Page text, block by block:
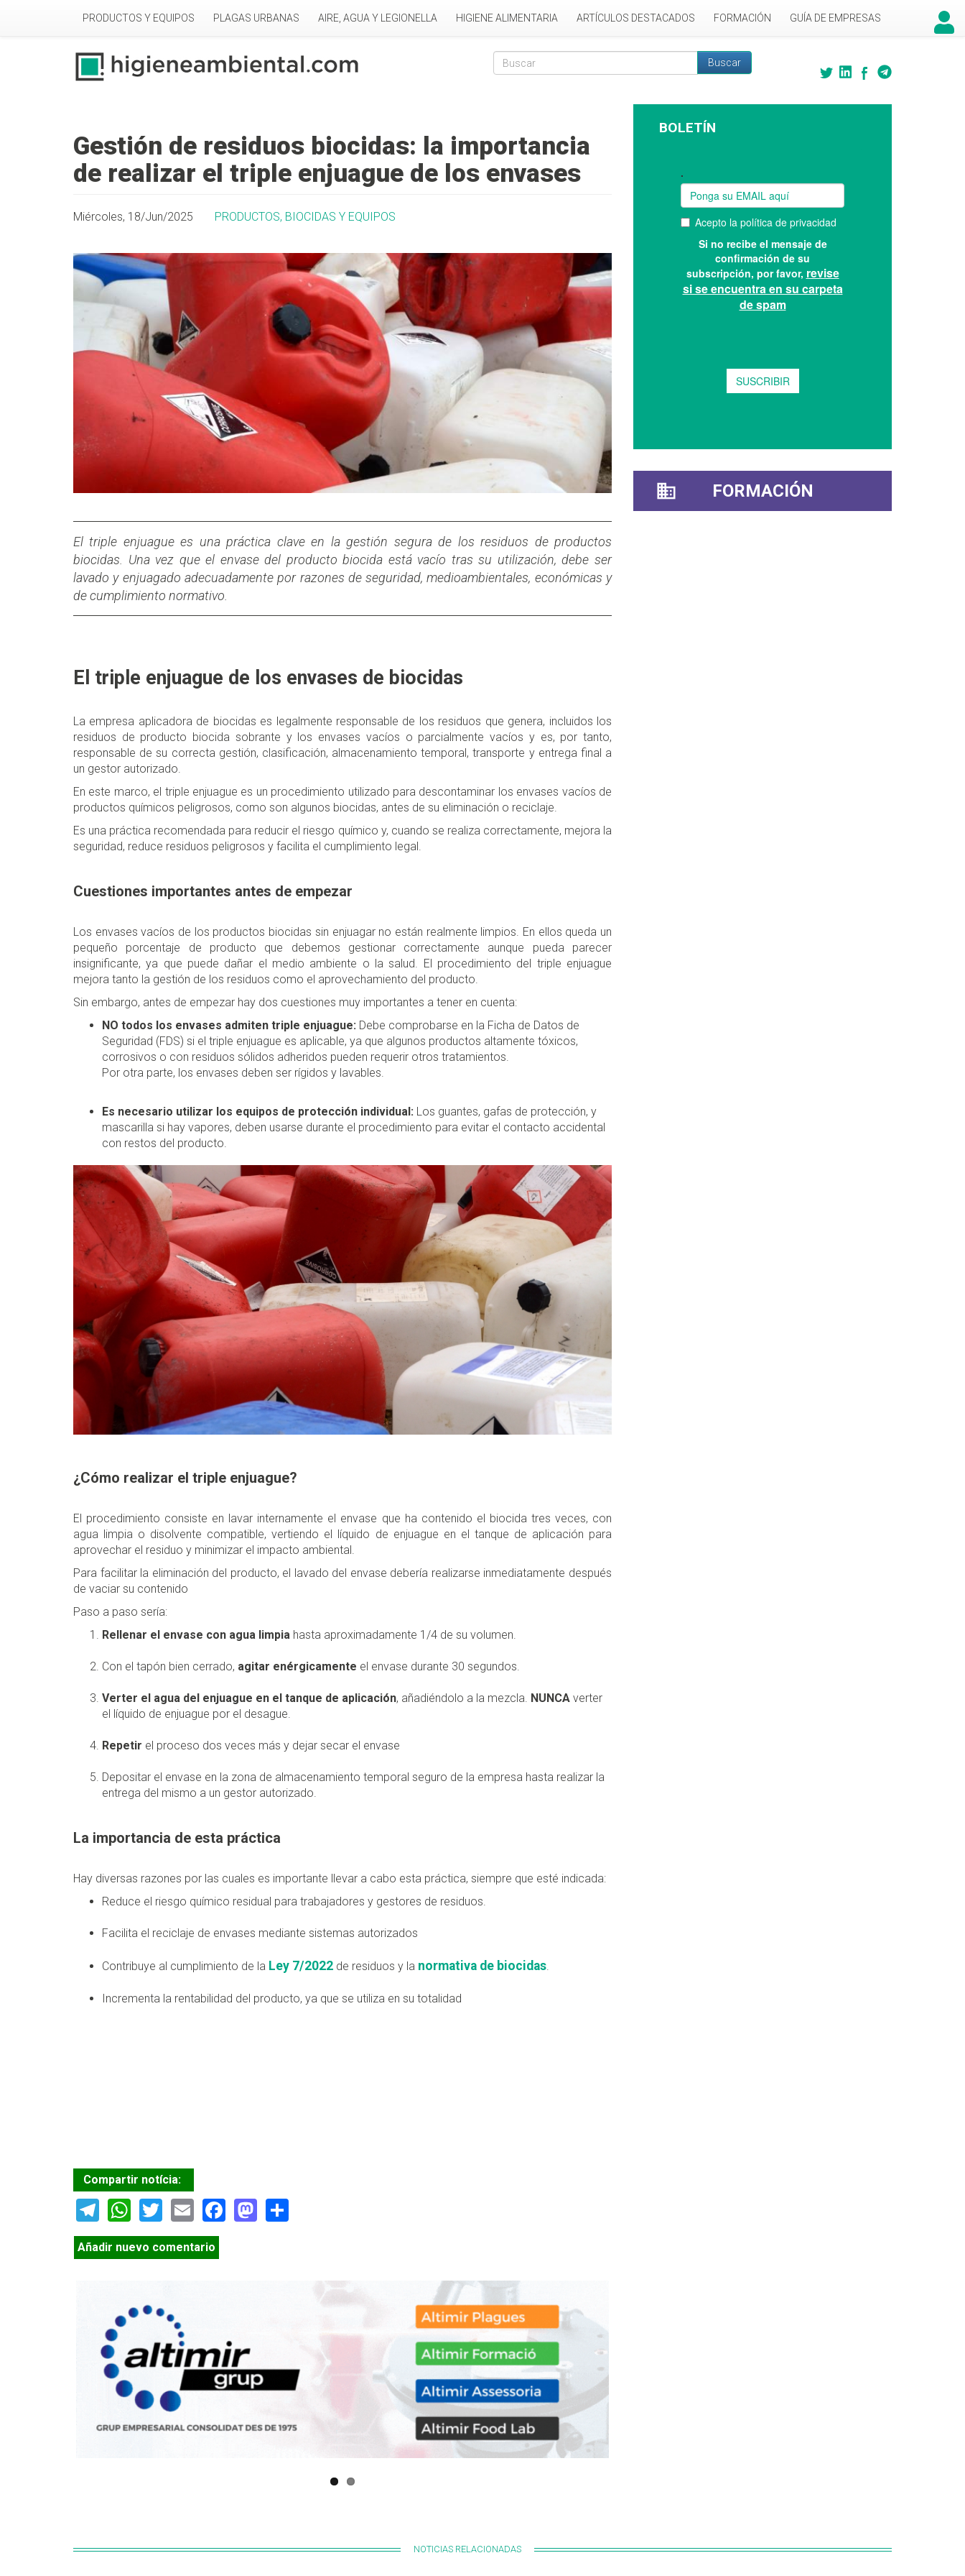
PRODUCTOS Y EQUIPOS PLAGAS URBANAS AIRE, AGUA Y LEGIONELLA HIGIENE ALIMENTARIA ARTÍCULOS DESTACADOS FORMACIÓN GUÍA DE EMPRESAS
Formulario de búsqueda
Buscar
Gestión de residuos biocidas: la importancia
de realizar el triple enjuague de los envases
Miércoles, 18/Jun/2025 PRODUCTOS, BIOCIDAS Y EQUIPOS
El triple enjuague es una práctica clave en la gestión segura de los residuos de productos
biocidas. Una vez que el envase del producto biocida está vacío tras su utilización, debe ser
lavado y enjuagado adecuadamente por razones de seguridad, medioambientales, económicas y
de cumplimiento normativo.
El triple enjuague de los envases de biocidas
La empresa aplicadora de biocidas es legalmente responsable de los residuos que genera, incluidos los
residuos de producto biocida sobrante y los envases vacíos o parcialmente vacíos y es, por tanto,
responsable de su correcta gestión, clasificación, almacenamiento temporal, transporte y entrega final a
un gestor autorizado.
En este marco, el triple enjuague es un procedimiento utilizado para descontaminar los envases vacíos de
productos químicos peligrosos, como son algunos biocidas, antes de su eliminación o reciclaje.
Es una práctica recomendada para reducir el riesgo químico y, cuando se realiza correctamente, mejora la
seguridad, reduce residuos peligrosos y facilita el cumplimiento legal.
Cuestiones importantes antes de empezar
Los envases vacíos de los productos biocidas sin enjuagar no están realmente limpios. En ellos queda un
pequeño porcentaje de producto que debemos gestionar correctamente aunque pueda parecer
insignificante, ya que puede dañar el medio ambiente o la salud. El procedimiento del triple enjuague
mejora tanto la gestión de los residuos como el aprovechamiento del producto.
Sin embargo, antes de empezar hay dos cuestiones muy importantes a tener en cuenta:
NO todos los envases admiten triple enjuague: Debe comprobarse en la Ficha de Datos de
Seguridad (FDS) si el triple enjuague es aplicable, ya que algunos productos altamente tóxicos,
corrosivos o con residuos sólidos adheridos pueden requerir otros tratamientos.
Por otra parte, los envases deben ser rígidos y lavables.
Es necesario utilizar los equipos de protección individual: Los guantes, gafas de protección, y
mascarilla si hay vapores, deben usarse durante el procedimiento para evitar el contacto accidental
con restos del producto.
¿Cómo realizar el triple enjuague?
El procedimiento consiste en lavar internamente el envase que ha contenido el biocida tres veces, con
agua limpia o disolvente compatible, vertiendo el líquido de enjuague en el tanque de aplicación para
aprovechar el residuo y minimizar el impacto ambiental.
Para facilitar la eliminación del producto, el lavado del envase debería realizarse inmediatamente después
de vaciar su contenido
Paso a paso sería:
Rellenar el envase con agua limpia hasta aproximadamente 1/4 de su volumen.
Con el tapón bien cerrado, agitar enérgicamente el envase durante 30 segundos.
Verter el agua del enjuague en el tanque de aplicación, añadiéndolo a la mezcla. NUNCA verter
el líquido de enjuague por el desague.
Repetir el proceso dos veces más y dejar secar el envase
Depositar el envase en la zona de almacenamiento temporal seguro de la empresa hasta realizar la
entrega del mismo a un gestor autorizado.
La importancia de esta práctica
Hay diversas razones por las cuales es importante llevar a cabo esta práctica, siempre que esté indicada:
Reduce el riesgo químico residual para trabajadores y gestores de residuos.
Facilita el reciclaje de envases mediante sistemas autorizados
Contribuye al cumplimiento de la Ley 7/2022 de residuos y la normativa de biocidas.
Incrementa la rentabilidad del producto, ya que se utiliza en su totalidad
Compartir notícia:
Telegram
WhatsApp
TwitterEmailFacebook
Mastodon
Añadir nuevo comentario
BOLETÍN
FORMACIÓN
NOTICIAS RELACIONADAS